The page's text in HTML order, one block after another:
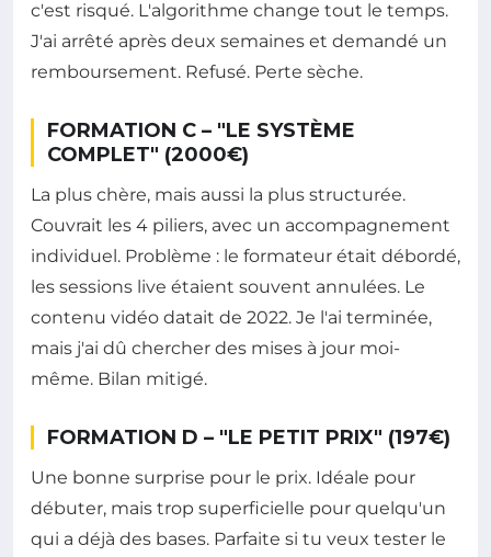
c'est risqué. L'algorithme change tout le temps.
J'ai arrêté après deux semaines et demandé un
remboursement. Refusé. Perte sèche.
FORMATION C – "LE SYSTÈME
COMPLET" (2000€)
La plus chère, mais aussi la plus structurée.
Couvrait les 4 piliers, avec un accompagnement
individuel. Problème : le formateur était débordé,
les sessions live étaient souvent annulées. Le
contenu vidéo datait de 2022. Je l'ai terminée,
mais j'ai dû chercher des mises à jour moi-
même. Bilan mitigé.
FORMATION D – "LE PETIT PRIX" (197€)
Une bonne surprise pour le prix. Idéale pour
débuter, mais trop superficielle pour quelqu'un
qui a déjà des bases. Parfaite si tu veux tester le